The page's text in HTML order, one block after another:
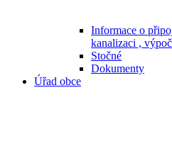
Informace o
kanalizaci ,
Stočné
Dokumenty
Úřad obce